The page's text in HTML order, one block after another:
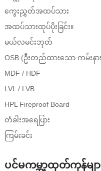
ကွေးညွှတ်အထပ်သား
အထပ်သားထုပ်ပိုးခြင်း။
မယ်လမင်းဘုတ်
OSB (ဦးတည်ထားသော ကမ်းန
MDF / HDF
LVL / LVB
HPL Fireproof Board
တံခါးအရေပြား
ကြမ်းခင်း
ပင်မကမ္ဘာ့ထုတ်ကုန်မျာ